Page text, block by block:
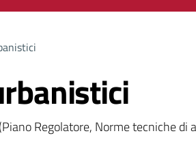
Regolatore, Norme tecniche di